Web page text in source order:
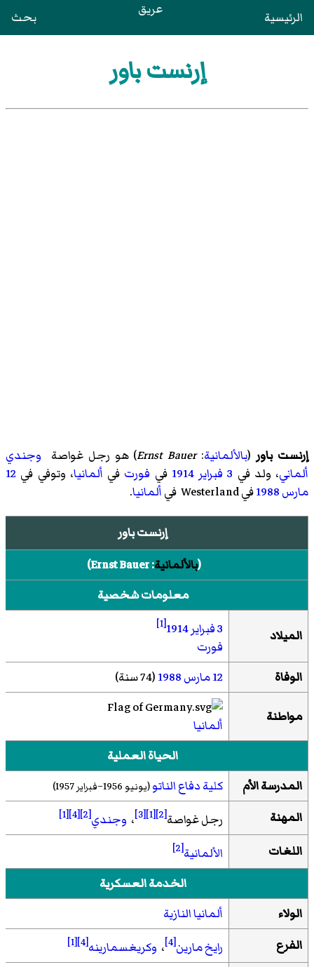
الرئيسية عريق بحث
إرنست باور
إرنست باور (بالألمانية:
Ernst Bauer)‏ هو رجل غواصة
وجندي
ألماني، ولد في 3 فبراير 1914 في فورت في ألمانيا، وتوفي في 12
مارس1988في Westerland في ألمانيا.
إرنست باور
(بالألمانية:
Ernst Bauer
)‏
معلومات شخصية
الميلاد 3 فبراير 1914
[1]
فورت
الوفاة
12 مارس 1988(74 سنة)
مواطنة
ألمانيا
الحياة العملية
المدرسة الأم
كلية دفاع الناتو(يونيو 1956–فبراير 1957)
المهنة رجل غواصة[2]
[1]
[3] ، وجندي[2]
[4]
[1]
اللغات الألمانية[2]
الخدمة العسكرية
الولاء
ألمانيا النازية
الفرع
رايخ مارين[4] ، وكريغسمارينه[4]
[1]